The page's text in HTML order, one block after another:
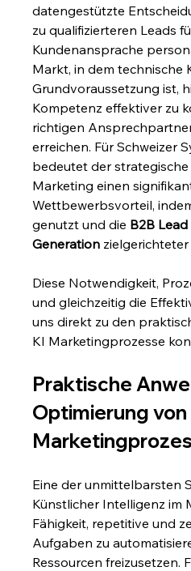
datengestützte
zu qualifizierteren Leads
Kundenansprache
Markt, in dem technische
Grundvoraussetzung ist,
Kompetenz effektiver zu
richtigen
erreichen. Für Schweizer
bedeutet der strategische
Marketing einen
Wettbewerbsvorteil,
genutzt und die B2B Lead
Generation
Diese Notwendigkeit,
und gleichzeitig die
uns direkt zu den
KI Marketingprozesse
Praktische
Optimierung von
Eine der unmittelbarsten
Künstlicher Intelligenz im
Fähigkeit, repetitive und
Aufgaben zu
Ressourcen freizusetzen.